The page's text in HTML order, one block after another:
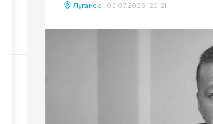
Луганск 03.07.2025 20:21